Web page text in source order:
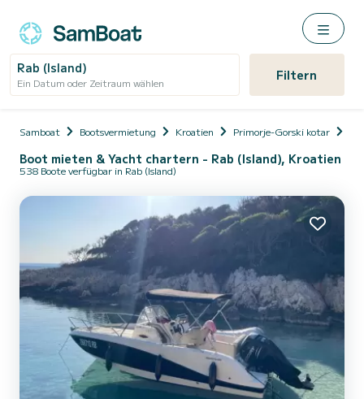
Rab (Island)
Ein Datum oder Zeitraum wählen Filtern
Samboat Bootsvermietung Kroatien Primorje-Gorski kotar
Boot mieten & Yacht chartern - Rab (Island), Kroatien
538 Boote verfügbar in Rab (Island)